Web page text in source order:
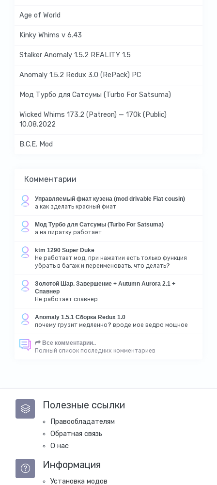
Age of World
Kinky Whims v 6.43
Stalker Anomaly 1.5.2 REALITY 1.5
Anomaly 1.5.2 Redux 3.0 (RePack) PC
Мод Турбо для Сатсумы (Turbo For Satsuma)
Wicked Whims 173.2 (Patreon) — 170k (Public)
10.08.2022
B.C.E. Mod
Комментарии
Управляемый фиат кузена (mod drivable Fiat cousin)
а как зделать красный фиат
Мод Турбо для Сатсумы (Turbo For Satsuma)
а на пиратку работает
ktm 1290 Super Duke
Не работает мод, при нажатии есть только функция
убрать в багаж и переименовать, что делать?
Золотой Шар. Завершение + Autumn Aurora 2.1 +
Спавнер
Не работает спавнер
Anomaly 1.5.1 Сборка Redux 1.0
почему грузит медленно? вроде мое ведро мощное
Все комментарии..
Полный список последних комментариев
Полезные ссылки
Правообладателям
Обратная связь
О нас
Информация
Установка модов